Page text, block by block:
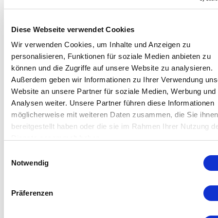
Diese Webseite verwendet Cookies
Wir verwenden Cookies, um Inhalte und Anzeigen zu
personalisieren, Funktionen für soziale Medien anbieten zu
können und die Zugriffe auf unsere Website zu analysieren.
Außerdem geben wir Informationen zu Ihrer Verwendung
Website an unsere Partner für soziale Medien, Werbung und
Analysen weiter. Unsere Partner führen diese Informationen
möglicherweise mit weiteren Daten zusammen, die Sie ihnen
bereitgestellt haben oder die sie im Rahmen Ihrer Nutzung
Notwendig
Präferenzen